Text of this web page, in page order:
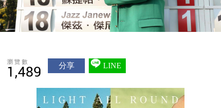
瀏覽數
1,489 分享 LINE